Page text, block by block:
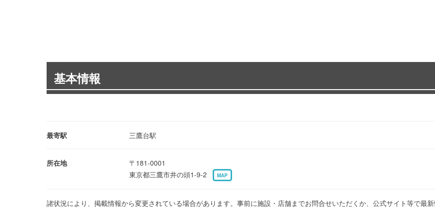
基本情報
最寄駅 三鷹台駅
所在地
〒181-0001
東京都三鷹市井の頭1-9-2
MAP
諸状況により、掲載情報から変更されている場合があります。事前に施設・店舗までお問合せいただくか、公式サイト等で最新